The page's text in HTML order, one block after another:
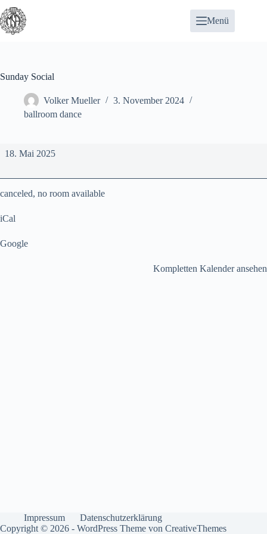
Inhalt
springen
Menü
Sunday Social
Volker Mueller
3. November 2024
ballroom dance
Sunday
Social
18. Mai 2025
canceled, no room available
iCal
Google
Kompletten Kalender ansehen
Impressum
Datenschutzerklärung
Copyright © 2026 - WordPress Theme von CreativeThemes